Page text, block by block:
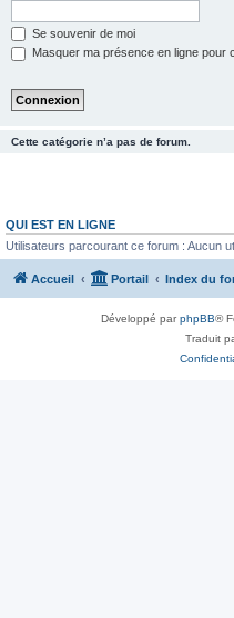
Se souvenir de moi
Masquer ma présence en ligne pour
Cette catégorie n’a pas de forum.
QUI EST EN LIGNE
Utilisateurs parcourant ce forum : Aucun
Accueil Portail Index du
Développé parphpBB®
Traduit